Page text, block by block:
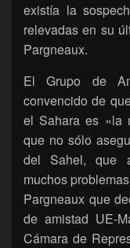
existía la
relevadas en su
Pargneaux.
El Grupo de
convencido de
el Sahara es «la
que no sólo
del Sahel, que
muchos
Pargneaux que
de amistad UE-
Cámara de